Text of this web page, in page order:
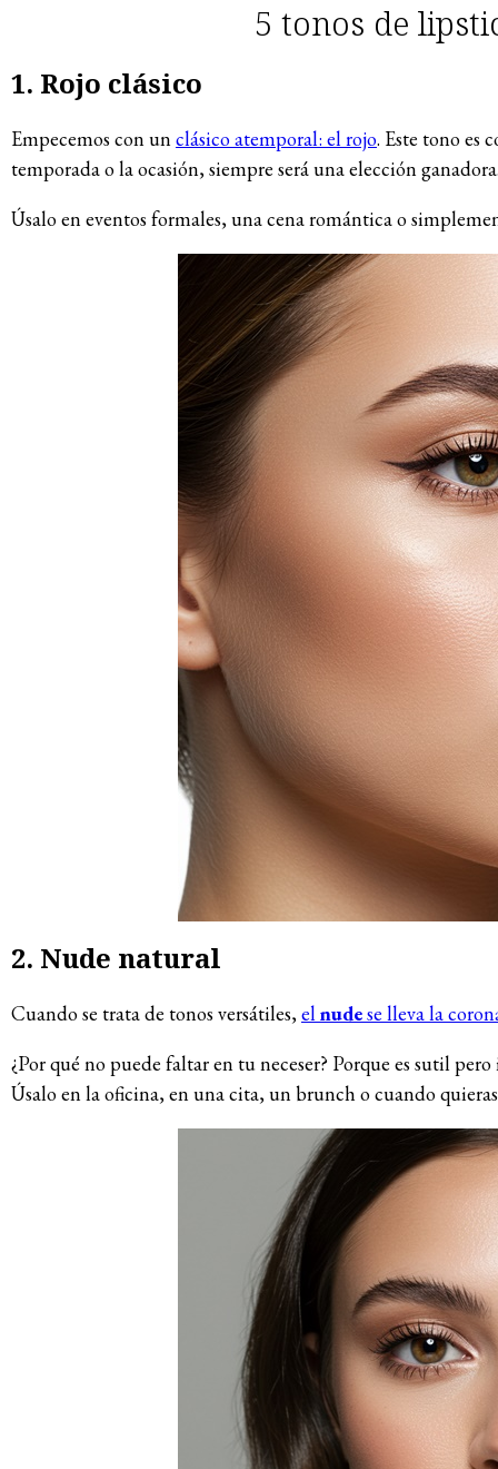
5 tonos de
1. Rojo clásico
Empecemos con unclásico atemporal: el rojo. Este tono es
temporada o la ocasión, siempre será una elección
Úsalo en eventos formales, una cena romántica o
2. Nude natural
Cuando se trata de tonos versátiles,elnudese lleva la
¿Por qué no puede faltar en tu neceser? Porque es sutil
Úsalo en la oficina, en una cita, un brunch o cuando